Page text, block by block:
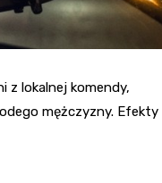
z lokalnej komendy,
mężczyzny. Efekty